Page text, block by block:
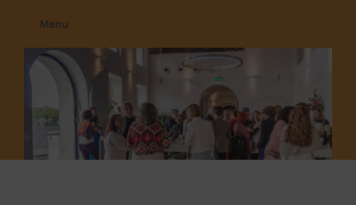
inhoud
Menu
Home
Membership
Programma’s